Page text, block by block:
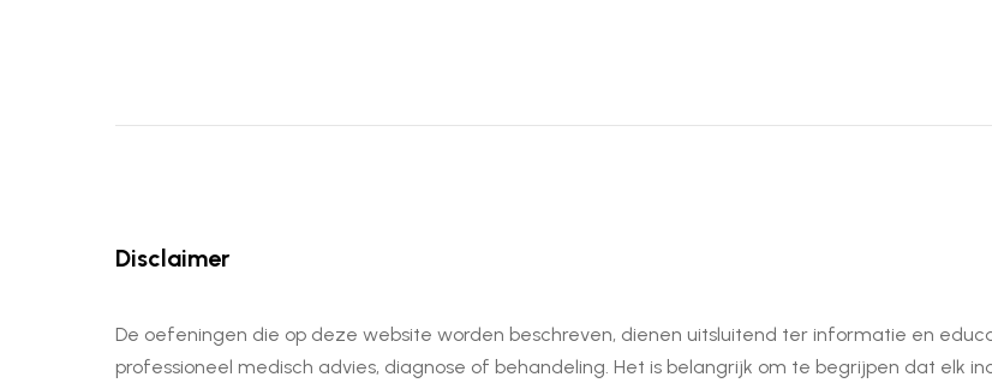
Disclaimer
De oefeningen die op deze website worden beschreven, dienen uitsluitend ter informatie en
professioneel medisch advies, diagnose of behandeling. Het is belangrijk om te begrijpen dat elk